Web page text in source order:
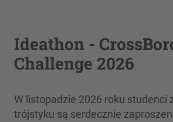
Ideathon -
Challenge 2026
W listopadzie 2026 roku studenci
trójstyku są serdecznie